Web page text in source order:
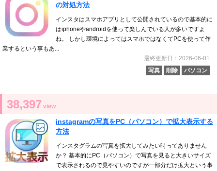
の対処方法
インスタはスマホアプリとして公開されているので基本的に
はiphoneやandroidを使って楽しんでいる人が多いですよ
ね。 しかし環境によってはスマホではなくてPCを使って作
業するという事もあ...
最終更新日：2026-06-01
写真
削除 パソコン
38,397 view
instagramの写真をPC（パソコン）で拡大表示する
方法
インスタグラムの写真を拡大してみたい時ってありません
か？ 基本的にPC（パソコン）で写真を見ると大きいサイズ
で表示されるので見やすいのですが一部分だけ拡大という事